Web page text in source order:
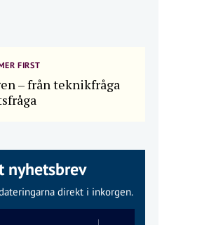
FIRST
– från teknikfråga
nyhetsbrev
direkt i inkorgen.